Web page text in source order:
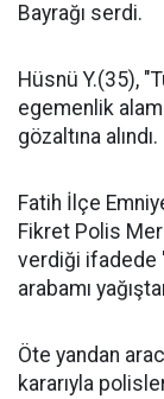
Bayrağı serdi.
Hüsnü Y.(35),
egemenlik
gözaltına alındı.
Fatih İlçe
Fikret Polis
verdiği ifadede
arabamı
Öte yandan
kararıyla